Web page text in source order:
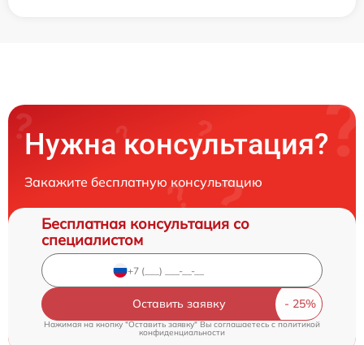
Нужна консультация?
Закажите бесплатную консультацию
Бесплатная консультация со
специалистом
Оставить заявку
Нажимая на кнопку "Оставить заявку" Вы соглашаетесь c политикой
конфиденциальности